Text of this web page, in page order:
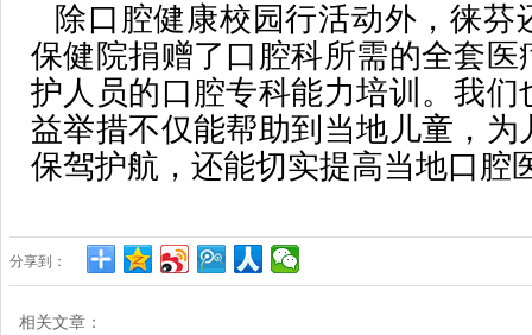
除口腔健康校园行活动外，徕芬
保健院捐赠了口腔科所需的全套医
护人员的口腔专科能力培训。我们
益举措不仅能帮助到当地儿童，为
保驾护航，还能切实提高当地口腔
分享到：
相关文章：